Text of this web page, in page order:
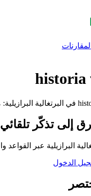
historia
إلى تذكّر تلقائي
الدخول